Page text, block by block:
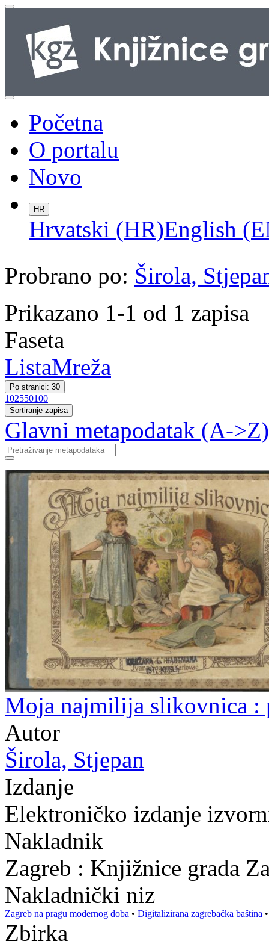
Početna
O portalu
Novo
HR
Hrvatski (HR)English
Probrano po: Širola,
Prikazano 1-1 od 1 zapisa
Faseta
ListaMreža
Po stranici: 30
102550100
Sortiranje zapisa
Glavni metapodatak (A->Z)
Moja najmilija slikovnica :
Autor
Širola, Stjepan
Izdanje
Elektroničko izdanje
Nakladnik
Zagreb : Knjižnice grada
Nakladnički niz
Zagreb na pragu modernog doba • Digitalizirana zagrebačka baština
Zbirka